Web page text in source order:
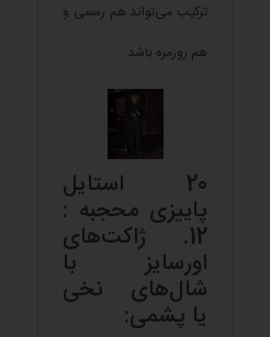
ترکیب می‌تواند هم رسمی و
هم روزمره باشد.
20 استایل
پاییزی محجبه :
12. ژاکت‌های
اورسایز با
شال‌های نخی
یا پشمی: